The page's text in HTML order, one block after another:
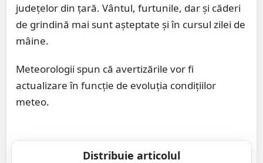
județelor din țară. Vântul, furtunile, dar și căderi
de grindină mai sunt așteptate și în cursul zilei de
mâine.
Meteorologii spun că avertizările vor fi
actualizare în funcție de evoluția condițiilor
meteo.
Distribuie articolul